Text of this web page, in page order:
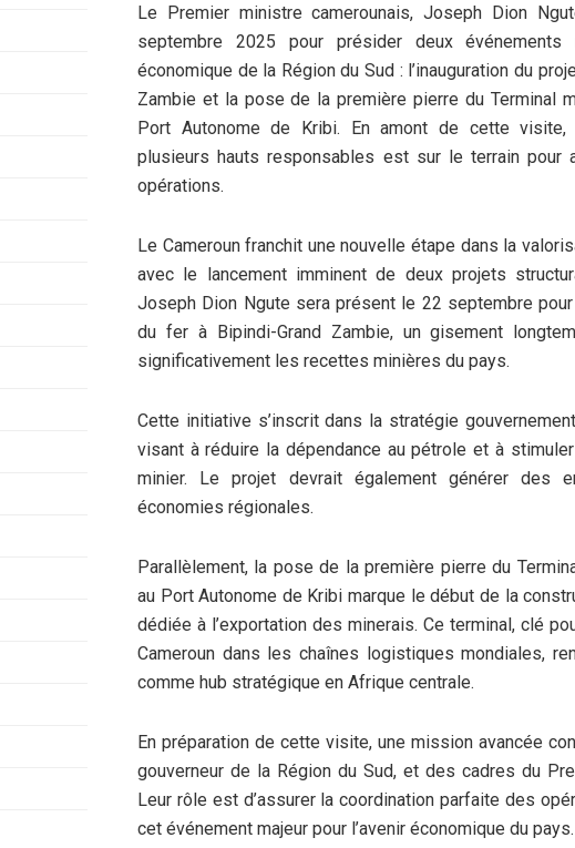
Le Premier ministre camerounais, Joseph Dion
septembre 2025 pour présider deux événements
économique de la Région du Sud : l’inauguration du
Zambie et la pose de la première pierre du Terminal
Port Autonome de Kribi. En amont de cette visite,
plusieurs hauts responsables est sur le terrain pour
opérations.
Le Cameroun franchit une nouvelle étape dans la
avec le lancement imminent de deux projets
Joseph Dion Ngute sera présent le 22 septembre
du fer à Bipindi-Grand Zambie, un gisement
significativement les recettes minières du pays.
Cette initiative s’inscrit dans la stratégie
visant à réduire la dépendance au pétrole et à
minier. Le projet devrait également générer des
économies régionales.
Parallèlement, la pose de la première pierre du
au Port Autonome de Kribi marque le début de la
dédiée à l’exportation des minerais. Ce terminal, clé
Cameroun dans les chaînes logistiques mondiales,
comme hub stratégique en Afrique centrale.
En préparation de cette visite, une mission avancée
gouverneur de la Région du Sud, et des cadres du
Leur rôle est d’assurer la coordination parfaite des
cet événement majeur pour l’avenir économique du pays.